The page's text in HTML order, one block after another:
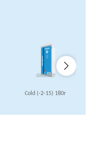
Cold (-2-15) 180г